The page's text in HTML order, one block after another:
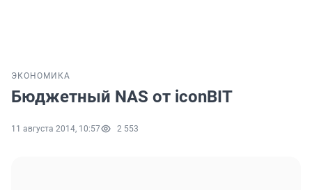
ЭКОНОМИКА
Бюджетный NAS от iconBIT
11 августа 2014, 10:57 2 553